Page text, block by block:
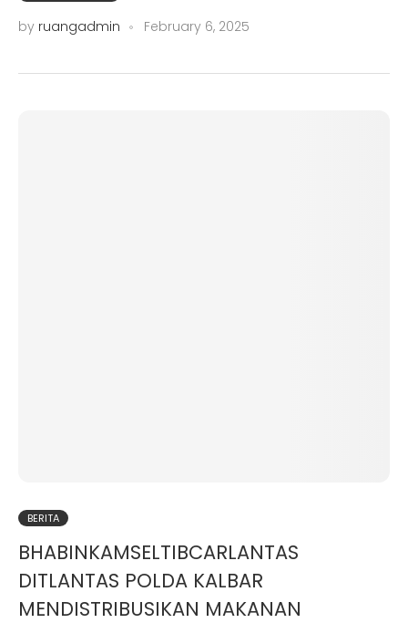
by ruangadmin February 6, 2025
BERITA
BHABINKAMSELTIBCARLANTAS
DITLANTAS POLDA KALBAR
MENDISTRIBUSIKAN MAKANAN